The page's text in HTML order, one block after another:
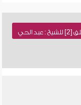
نسخة نصية للطباعة , واحة القرآن - سورة الفلق [2] للشيخ : عبد الحي